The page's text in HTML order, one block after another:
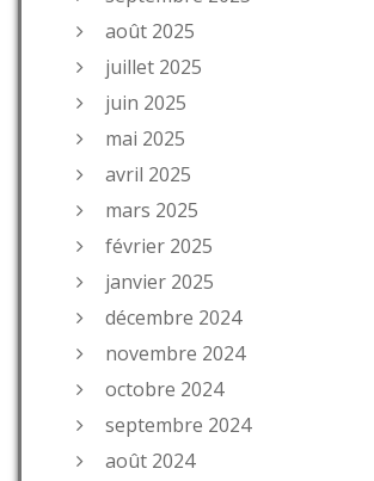
août 2025
juillet 2025
juin 2025
mai 2025
avril 2025
mars 2025
février 2025
janvier 2025
décembre 2024
novembre 2024
octobre 2024
septembre 2024
août 2024